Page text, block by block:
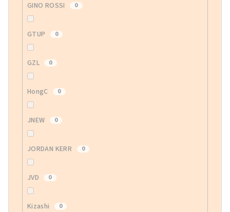
GINO ROSSI 0
GTUP 0
GZL 0
HongC 0
JNEW 0
JORDAN KERR 0
JVD 0
Kizashi 0